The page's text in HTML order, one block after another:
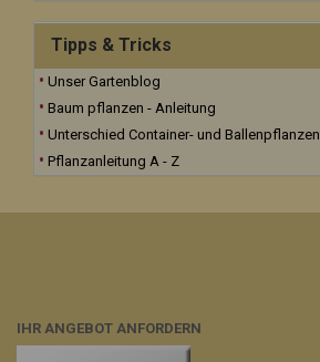
Tipps & Tricks
Unser Gartenblog
Baum pflanzen - Anleitung
Unterschied Container- und Ballenpflanzen
Pflanzanleitung A - Z
IHR ANGEBOT ANFORDERN